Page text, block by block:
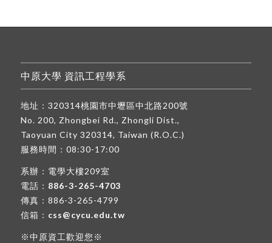
中原大學 資訊工程學系
地址：320314桃園市中壢區中北路200號
No. 200, Zhongbei Rd., Zhongli Dist.,
Taoyuan City 320314, Taiwan (R.O.C.)
服務時間：08:30-17:00
系辦：電學大樓209室
電話： 886-3-265-4703
傳真：886-3-265-4799
信箱： css@cycu.edu.tw
※中原資工歡迎您※